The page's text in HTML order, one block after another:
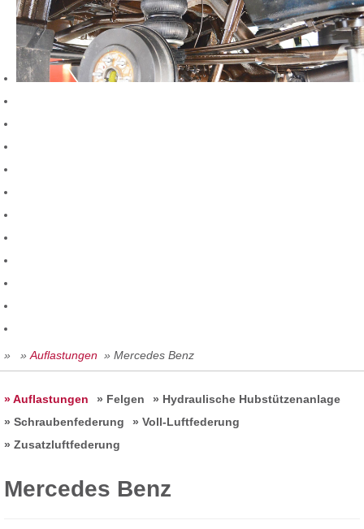
» »Auflastungen » Mercedes Benz
» Auflastungen » Felgen
» Hydraulische Hubstützenanlage
» Schraubenfederung
» Voll-Luftfederung
» Zusatzluftfederung
Mercedes Benz